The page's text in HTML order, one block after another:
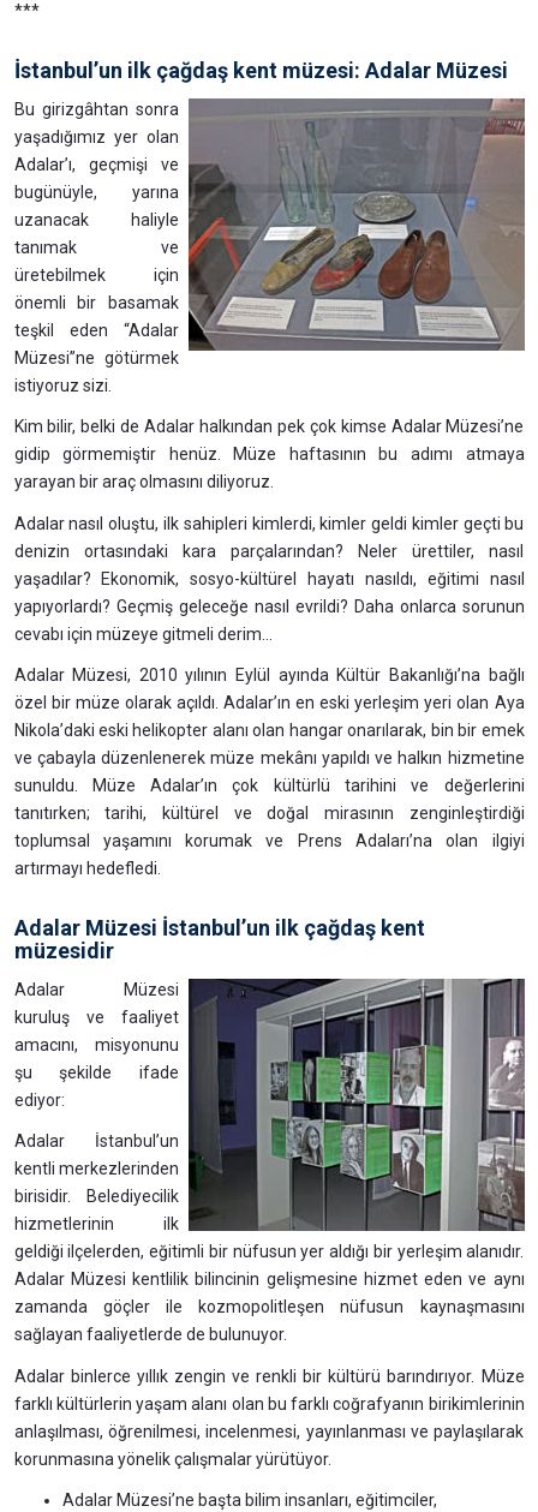
***
İstanbul’un ilk çağdaş kent müzesi: Adalar Müzesi
Bu girizgâhtan sonra
yaşadığımız yer olan
Adalar’ı, geçmişi ve
bugünüyle, yarına
uzanacak haliyle
tanımak ve
üretebilmek için
önemli bir basamak
teşkil eden “Adalar
Müzesi”ne götürmek
istiyoruz sizi.
Kim bilir, belki de Adalar halkından pek çok kimse Adalar Müzesi’ne
gidip görmemiştir henüz. Müze haftasının bu adımı atmaya
yarayan bir araç olmasını diliyoruz.
Adalar nasıl oluştu, ilk sahipleri kimlerdi, kimler geldi kimler geçti bu
denizin ortasındaki kara parçalarından? Neler ürettiler, nasıl
yaşadılar? Ekonomik, sosyo-kültürel hayatı nasıldı, eğitimi nasıl
yapıyorlardı? Geçmiş geleceğe nasıl evrildi? Daha onlarca sorunun
cevabı için müzeye gitmeli derim…
Adalar Müzesi, 2010 yılının Eylül ayında Kültür Bakanlığı’na bağlı
özel bir müze olarak açıldı. Adalar’ın en eski yerleşim yeri olan Aya
Nikola’daki eski helikopter alanı olan hangar onarılarak, bin bir emek
ve çabayla düzenlenerek müze mekânı yapıldı ve halkın hizmetine
sunuldu. Müze Adalar’ın çok kültürlü tarihini ve değerlerini
tanıtırken; tarihi, kültürel ve doğal mirasının zenginleştirdiği
toplumsal yaşamını korumak ve Prens Adaları’na olan ilgiyi
artırmayı hedefledi.
Adalar Müzesi İstanbul’un ilk çağdaş kent
müzesidir
Adalar Müzesi
kuruluş ve faaliyet
amacını, misyonunu
şu şekilde ifade
ediyor:
Adalar İstanbul’un
kentli merkezlerinden
birisidir. Belediyecilik
hizmetlerinin ilk
geldiği ilçelerden, eğitimli bir nüfusun yer aldığı bir yerleşim alanıdır.
Adalar Müzesi kentlilik bilincinin gelişmesine hizmet eden ve aynı
zamanda göçler ile kozmopolitleşen nüfusun kaynaşmasını
sağlayan faaliyetlerde de bulunuyor.
Adalar binlerce yıllık zengin ve renkli bir kültürü barındırıyor. Müze
farklı kültürlerin yaşam alanı olan bu farklı coğrafyanın birikimlerinin
anlaşılması, öğrenilmesi, incelenmesi, yayınlanması ve paylaşılarak
korunmasına yönelik çalışmalar yürütüyor.
Adalar Müzesi’ne başta bilim insanları, eğitimciler,